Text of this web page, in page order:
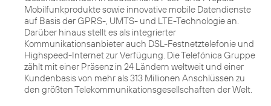
Mobilfunkprodukte sowie innovative mobile Datendienste
auf Basis der GPRS-, UMTS- und LTE-Technologie an.
Darüber hinaus stellt es als integrierter
Kommunikationsanbieter auch DSL-Festnetztelefonie und
Highspeed-Internet zur Verfügung. Die Telefónica Gruppe
zählt mit einer Präsenz in 24 Ländern weltweit und einer
Kundenbasis von mehr als 313 Millionen Anschlüssen zu
den größten Telekommunikationsgesellschaften der Welt.